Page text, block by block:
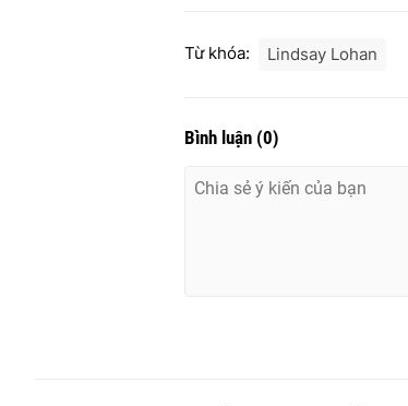
Từ khóa: Lindsay Lohan
Bình luận (0)